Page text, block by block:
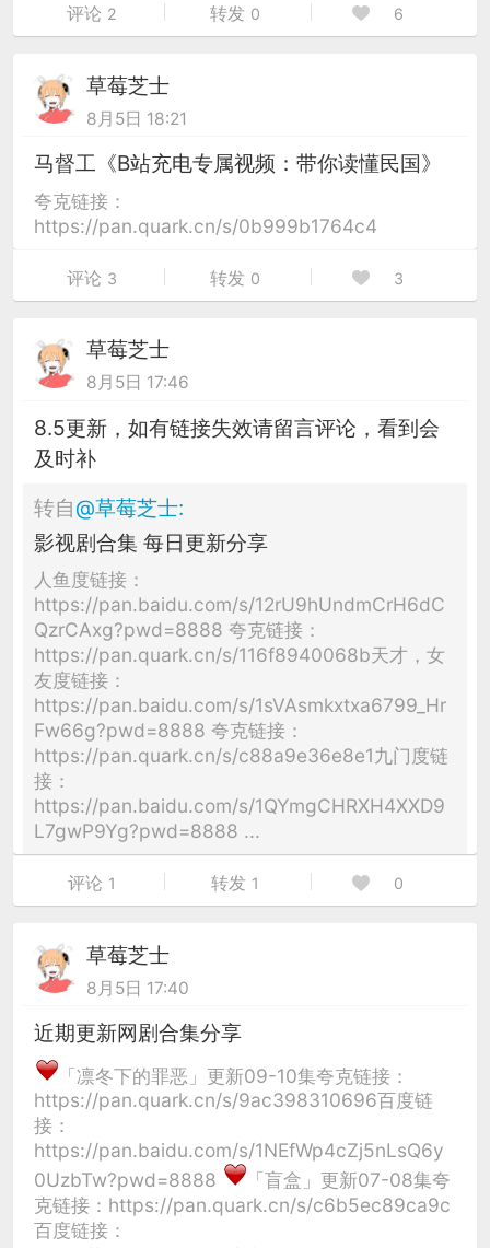
评论 2 转发 0 6
草莓芝士
8月5日 18:21
马督工《B站充电专属视频：带你读懂民国》
夸克链接：
https://pan.quark.cn/s/0b999b1764c4
评论 3 转发 0 3
草莓芝士
8月5日 17:46
8.5更新，如有链接失效请留言评论，看到会
及时补
转自@草莓芝士:
影视剧合集 每日更新分享
人鱼度链接：
https://pan.baidu.com/s/12rU9hUndmCrH6dC
QzrCAxg?pwd=8888 夸克链接：
https://pan.quark.cn/s/116f8940068b天才，女
友度链接：
https://pan.baidu.com/s/1sVAsmkxtxa6799_Hr
Fw66g?pwd=8888 夸克链接：
https://pan.quark.cn/s/c88a9e36e8e1九门度链
接：
https://pan.baidu.com/s/1QYmgCHRXH4XXD9
L7gwP9Yg?pwd=8888 ...
评论 1 转发 1 0
草莓芝士
8月5日 17:40
近期更新网剧合集分享
「凛冬下的罪恶」更新09-10集夸克链接：
https://pan.quark.cn/s/9ac398310696百度链
接：
https://pan.baidu.com/s/1NEfWp4cZj5nLsQ6y
0UzbTw?pwd=8888
「盲盒」更新07-08集夸
克链接：https://pan.quark.cn/s/c6b5ec89ca9c
百度链接：